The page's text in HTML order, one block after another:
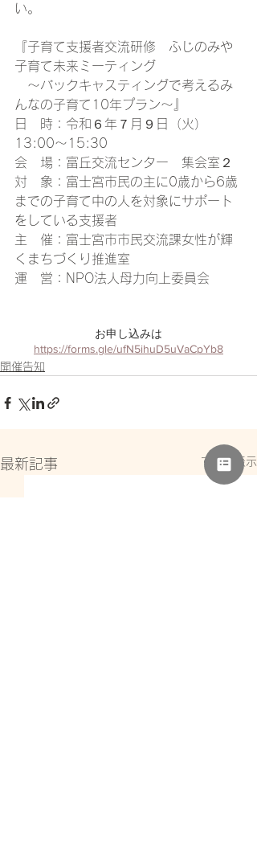
い。
『子育て支援者交流研修　ふじのみや
子育て未来ミーティング
～バックキャスティングで考えるみ
んなの子育て10年プラン～』
日　時：令和６年７月９日（火）
13:00～15:30
会　場：富丘交流センター　集会室２
対　象：富士宮市民の主に0歳から6歳
までの子育て中の人を対象にサポート
をしている支援者
主　催：富士宮市市民交流課女性が輝
くまちづくり推進室
運　営：NPO法人母力向上委員会
お申し込みは
https://forms.gle/ufN5ihuD5uVaCpYb8
開催告知
最新記事 すべて表示